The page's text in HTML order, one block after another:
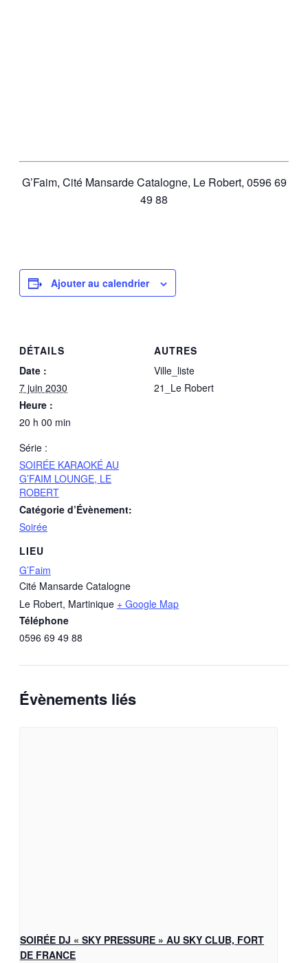
G’Faim, Cité Mansarde Catalogne, Le Robert, 0596 69
49 88
Ajouter au calendrier
DÉTAILS
Date :
7 juin 2030
Heure :
20 h 00 min
Série :
SOIRÉE KARAOKÉ AU
G’FAIM LOUNGE, LE
ROBERT
Catégorie d’Évènement:
Soirée
LIEU
G’Faim
Cité Mansarde Catalogne
Le Robert, Martinique + Google Map
Téléphone
0596 69 49 88
AUTRES
Ville_liste
21_Le Robert
Évènements liés
SOIRÉE DJ « SKY PRESSURE » AU SKY CLUB, FORT
DE FRANCE